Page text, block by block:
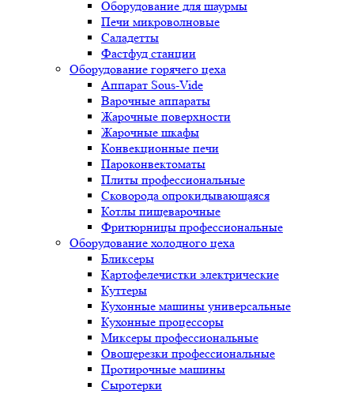
Оборудование для шаурмы
Печи микроволновые
Саладетты
Фастфуд станции
Оборудование горячего цеха
Аппарат Sous-Vide
Варочные аппараты
Жарочные поверхности
Жарочные шкафы
Конвекционные печи
Пароконвектоматы
Плиты профессиональные
Сковорода опрокидывающаяся
Котлы пищеварочные
Фритюрницы профессиональные
Оборудование холодного цеха
Бликсеры
Картофелечистки электрические
Куттеры
Кухонные машины универсальные
Кухонные процессоры
Миксеры профессиональные
Овощерезки профессиональные
Протирочные машины
Сыротерки